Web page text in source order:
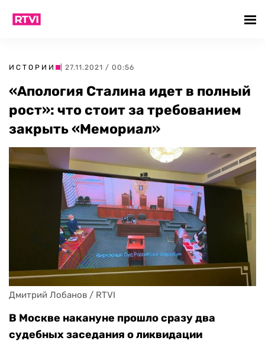
ИСТОРИИ | 27.11.2021 / 00:56
«Апология Сталина идет в полный
рост»: что стоит за требованием
закрыть «Мемориал»
Дмитрий Лобанов / RTVI
В Москве накануне прошло сразу два
судебных заседания о ликвидации